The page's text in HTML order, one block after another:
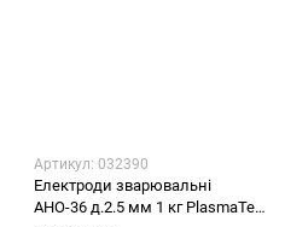
Артикул: 032390
Електроди зварювальні
АНО-36 д.2.5 мм 1 кг PlasmaTec